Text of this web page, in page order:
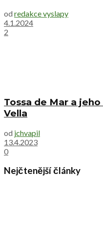
od redakce vyslapy
4.1.2024
2
Tossa de Mar a
Vella
od jchvapil
13.4.2023
0
Nejčtenější články